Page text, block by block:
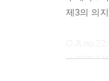
제3의 의
「개별 11